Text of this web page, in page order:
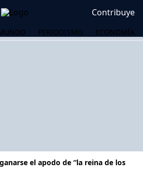
Contribuye
PERIODISMO ECONOMÍA
el apodo de “la reina de los